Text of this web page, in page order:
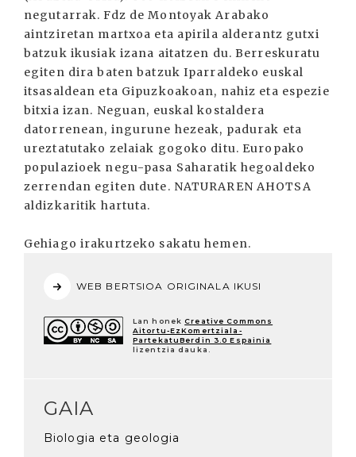
negutarrak. Fdz de Montoyak Arabako
aintziretan martxoa eta apirila alderantz gutxi
batzuk ikusiak izana aitatzen du. Berreskuratu
egiten dira baten batzuk Iparraldeko euskal
itsasaldean eta Gipuzkoakoan, nahiz eta espezie
bitxia izan. Neguan, euskal kostaldera
datorrenean, ingurune hezeak, padurak eta
ureztatutako zelaiak gogoko ditu. Europako
populazioek negu-pasa Saharatik hegoaldeko
zerrendan egiten dute. NATURAREN AHOTSA
aldizkaritik hartuta.
Gehiago irakurtzeko sakatu hemen.
WEB BERTSIOA ORIGINALA IKUSI
Lan honek Creative Commons
Aitortu-EzKomertziala-
PartekatuBerdin 3.0 Espainia
lizentzia dauka.
GAIA
Biologia eta geologia